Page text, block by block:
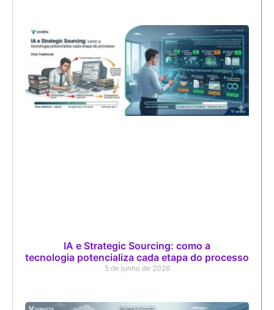
IA e Strategic Sourcing: como a
tecnologia potencializa cada etapa do processo
5 de junho de 2026